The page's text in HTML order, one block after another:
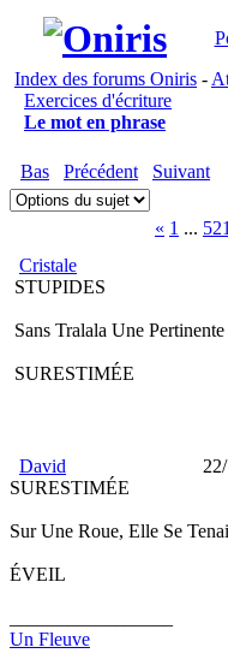
Index des forums Oniris -
Exercices d'écriture
Le mot en phrase
Bas Précédent Suivant
« 1 ... 521
Cristale
STUPIDES
Sans Tralala Une
SURESTIMÉE
David
SURESTIMÉE
Sur Une Roue, Elle Se
ÉVEIL
Un Fleuve